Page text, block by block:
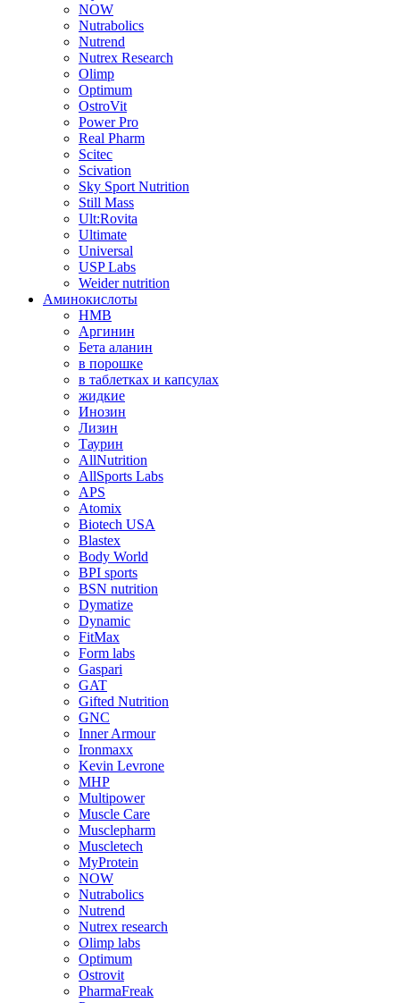
NOW
Nutrabolics
Nutrend
Nutrex Research
Olimp
Optimum
OstroVit
Power Pro
Real Pharm
Scitec
Scivation
Sky Sport Nutrition
Still Mass
Ult:Rovita
Ultimate
Universal
USP Labs
Weider nutrition
Аминокислоты
HMB
Аргинин
Бета аланин
в порошке
в таблетках и капсулах
жидкие
Инозин
Лизин
Таурин
AllNutrition
AllSports Labs
APS
Atomix
Biotech USA
Blastex
Body World
BPI sports
BSN nutrition
Dymatize
Dynamic
FitMax
Form labs
Gaspari
GAT
Gifted Nutrition
GNC
Inner Armour
Ironmaxx
Kevin Levrone
MHP
Multipower
Muscle Care
Musclepharm
Muscletech
MyProtein
NOW
Nutrabolics
Nutrend
Nutrex research
Olimp labs
Optimum
Ostrovit
PharmaFreak